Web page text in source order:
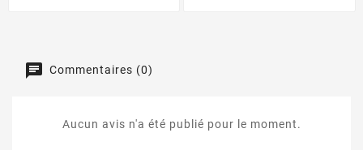
Commentaires (0)
Aucun avis n'a été publié pour le moment.